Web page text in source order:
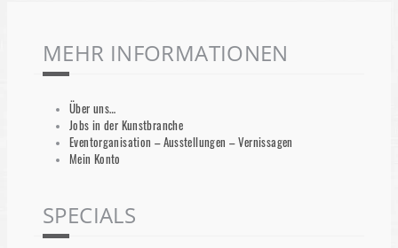
MEHR INFORMATIONEN
Über uns…
Jobs in der Kunstbranche
Eventorganisation – Ausstellungen – Vernissagen
Mein Konto
SPECIALS